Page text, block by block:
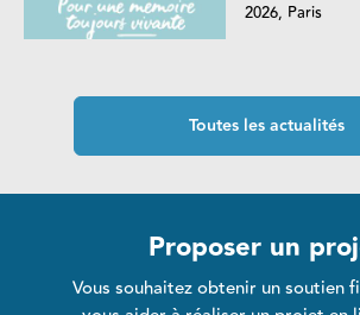
2026, Paris
Toutes les actualités
Proposer un
Vous souhaitez obtenir un soutien